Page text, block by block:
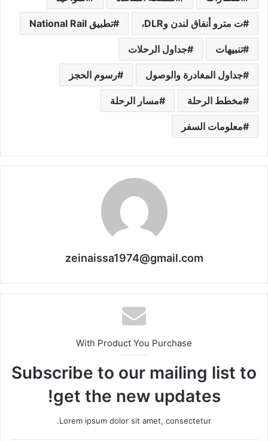
ت مترو أنفاق لندن وDLR، تطبيق National Rail
تنبيهات جداول الرحلات
جداول المغادرة والوصول رسوم الحجز
مخطط الرحلة مسار الرحلة
معلومات السفر
zeinaissa1974@gmail.com
With Product You Purchase
Subscribe to our mailing list to
get the new updates!
Lorem ipsum dolor sit amet, consectetur.